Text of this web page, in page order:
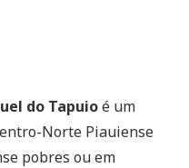
do Tapuioé um
Norte Piauiense
pobres ou em